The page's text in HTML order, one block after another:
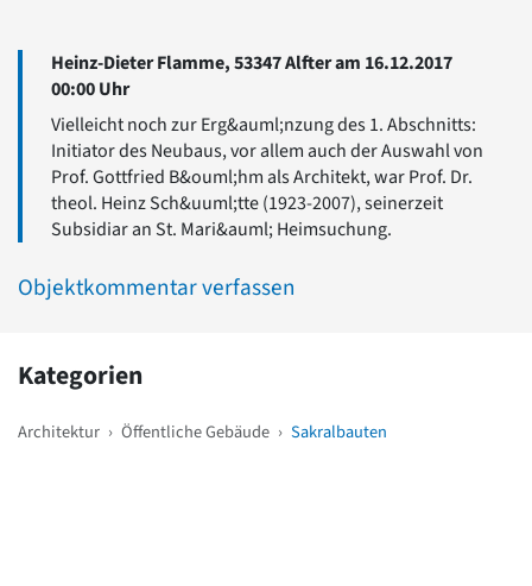
Heinz-Dieter Flamme, 53347 Alfter am 16.12.2017
00:00 Uhr
Vielleicht noch zur Erg&auml;nzung des 1. Abschnitts:
Initiator des Neubaus, vor allem auch der Auswahl von
Prof. Gottfried B&ouml;hm als Architekt, war Prof. Dr.
theol. Heinz Sch&uuml;tte (1923-2007), seinerzeit
Subsidiar an St. Mari&auml; Heimsuchung.
Objektkommentar verfassen
Kategorien
Architektur › Öffentliche Gebäude › Sakralbauten